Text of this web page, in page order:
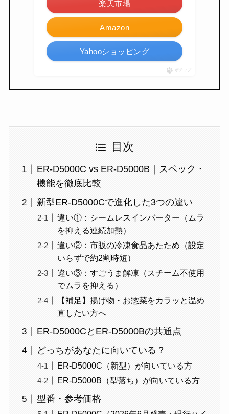
Amazon
楽天市場
Yahooショッピング
ポチップ
目次
ER-D5000C vs ER-D5000B｜スペック・
機能を徹底比較
新型ER-D5000Cで進化した3つの違い
違い①：シームレスインバーター（ムラ
を抑える連続加熱）
違い②：市販の冷凍食品あたため（設定
いらずで約2割時短）
違い③：すごうま解凍（スチーム不使用
でムラを抑える）
【補足】揚げ物・お惣菜をカラッと温め
直したい方へ
ER-D5000CとER-D5000Bの共通点
どっちがあなたに向いている？
ER-D5000C（新型）が向いている方
ER-D5000B（型落ち）が向いている方
型番・参考価格